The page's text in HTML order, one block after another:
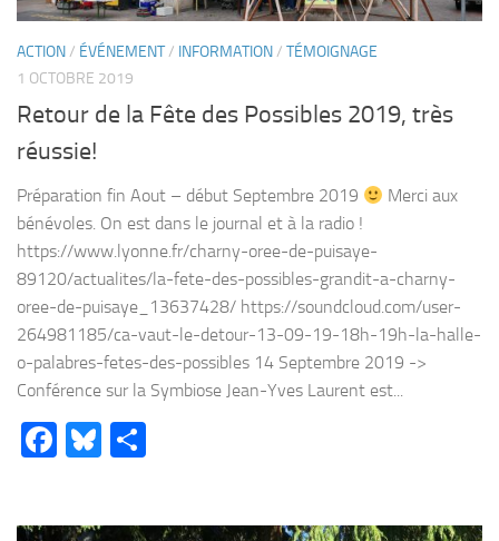
ACTION/ ÉVÉNEMENT/ INFORMATION/ TÉMOIGNAGE
1 OCTOBRE 2019
Retour de la Fête des Possibles 2019, très
réussie!
Préparation fin Aout – début Septembre 2019
Merci aux
bénévoles. On est dans le journal et à la radio !
https://www.lyonne.fr/charny-oree-de-puisaye-
89120/actualites/la-fete-des-possibles-grandit-a-charny-
oree-de-puisaye_13637428/ https://soundcloud.com/user-
264981185/ca-vaut-le-detour-13-09-19-18h-19h-la-halle-
o-palabres-fetes-des-possibles 14 Septembre 2019 ->
Conférence sur la Symbiose Jean-Yves Laurent est...
Facebook
Bluesky